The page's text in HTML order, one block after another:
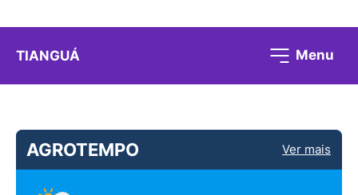
TIANGUÁ Menu
AGROTEMPO Ver mais